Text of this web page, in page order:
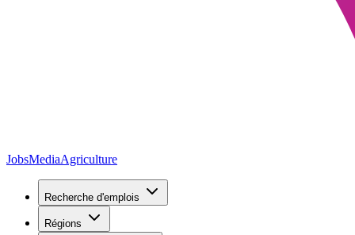
JobsMediaAgriculture
Recherche d'emplois
Régions